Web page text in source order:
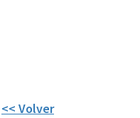
<< Volver